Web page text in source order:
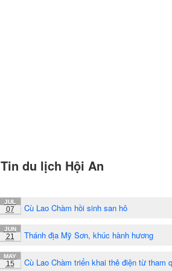
Tin du lịch Hội An
JUL
07 Cù Lao Chàm hồi sinh san hô
JUN
21 Thánh địa Mỹ Sơn, khúc hành hương
MAY
15 Cù Lao Chàm triển khai thẻ điện từ tham